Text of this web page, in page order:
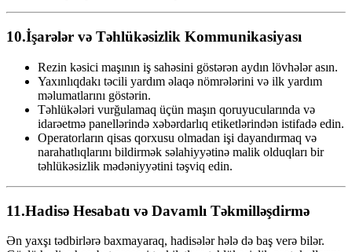
10.İşarələr və Təhlükəsizlik Kommunikasiyası
Rezin kəsici maşının iş sahəsini göstərən aydın lövhələr asın.
Yaxınlıqdakı təcili yardım əlaqə nömrələrini və ilk yardım
məlumatlarını göstərin.
Təhlükələri vurğulamaq üçün maşın qoruyucularında və
idarəetmə panellərində xəbərdarlıq etiketlərindən istifadə edin.
Operatorların qisas qorxusu olmadan işi dayandırmaq və
narahatlıqlarını bildirmək səlahiyyətinə malik olduqları bir
təhlükəsizlik mədəniyyətini təşviq edin.
11.Hadisə Hesabatı və Davamlı Təkmilləşdirmə
Ən yaxşı tədbirlərə baxmayaraq, hadisələr hələ də baş verə bilər.